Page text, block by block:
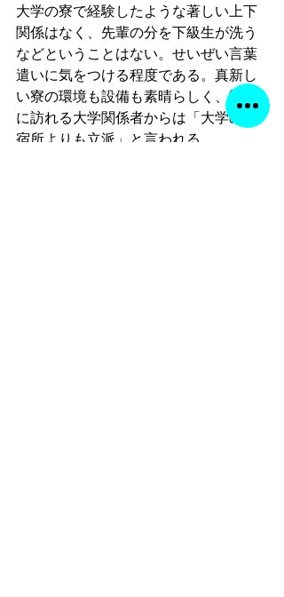
大学の寮で経験したような著しい上下
関係はなく、先輩の分を下級生が洗う
などということはない。せいぜい言葉
遣いに気をつける程度である。真新し
い寮の環境も設備も素晴らしく、勧誘
に訪れる大学関係者からは「大学の合
宿所よりも立派」と言われる。